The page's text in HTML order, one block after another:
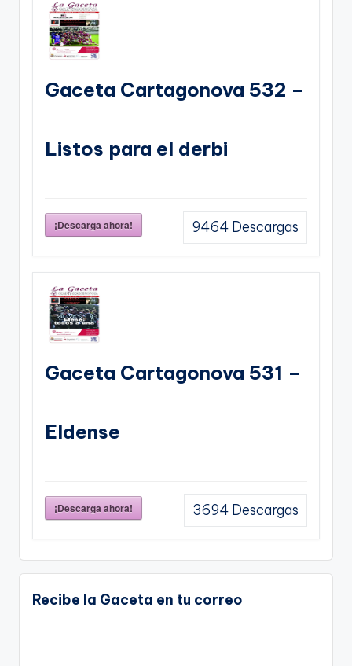
Gaceta Cartagonova 532 –
Listos para el derbi
¡Descarga ahora! 9464 Descargas
Gaceta Cartagonova 531 –
Eldense
¡Descarga ahora! 3694 Descargas
Recibe la Gaceta en tu correo